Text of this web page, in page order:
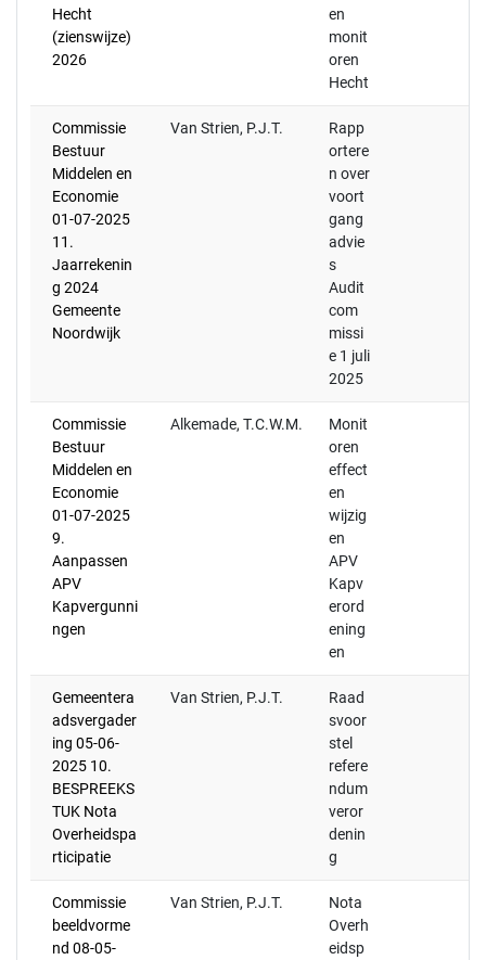
Hecht
(zienswijze)
2026
en
monit
oren
Hecht
Commissie
Bestuur
Middelen en
Economie
01-07-2025
11.
Jaarrekenin
g 2024
Gemeente
Noordwijk
Van Strien, P.J.T.
Rapp
ortere
n over
voort
gang
advie
s
Audit
com
missi
e 1 juli
2025
Commissie
Bestuur
Middelen en
Economie
01-07-2025
9.
Aanpassen
APV
Kapvergunni
ngen
Alkemade, T.C.W.M.
Monit
oren
effect
en
wijzig
en
APV
Kapv
erord
ening
en
Gemeentera
adsvergader
ing 05-06-
2025 10.
BESPREEKS
TUK Nota
Overheidspa
rticipatie
Van Strien, P.J.T.
Raad
svoor
stel
refere
ndum
veror
denin
g
Commissie
beeldvorme
nd 08-05-
Van Strien, P.J.T.
Nota
Overh
eidsp